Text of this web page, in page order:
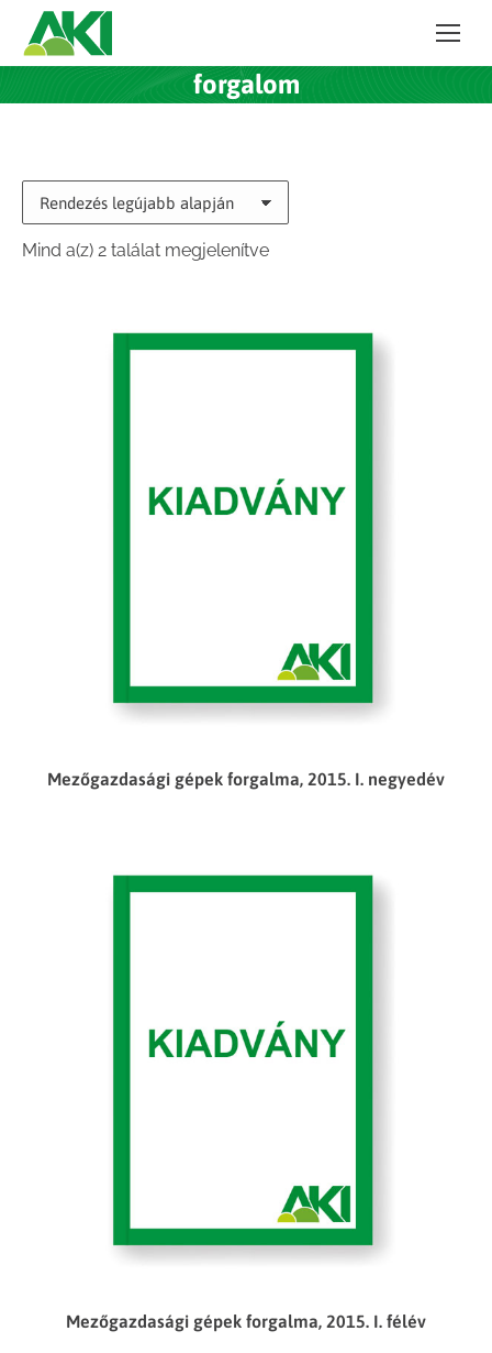
forgalom
Mind a(z) 2 találat megjelenítveSorted
Mezőgazdasági gépek forgalma, 2015. I. negyedév
Mezőgazdasági gépek forgalma, 2015. I. félév